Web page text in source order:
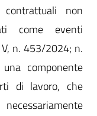
non
come eventi
n. 453/2024; n.
componente
di lavoro, che